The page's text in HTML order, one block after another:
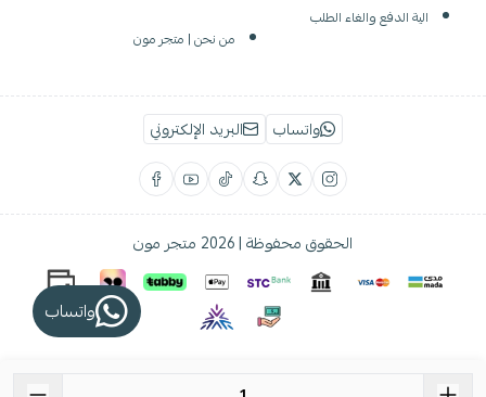
الية الدفع والغاء الطلب
من نحن | متجر مون
واتساب البريد الإلكتروني
الحقوق محفوظة | 2026 متجر مون
واتساب